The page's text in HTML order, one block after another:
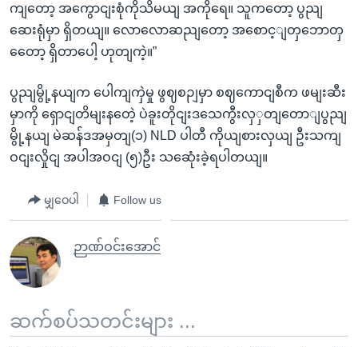
ကျတော့ အကွောငျးစုံကိုသိမယျ အကိုရေ။ သူကတော့ ပွညျ
ဆေးရုံမှာ ရှိတယျ။ လောလောဆညျတော့ အစောင့ျတှဘောတှ
တေော့ ရှိတာပေါ့ ဟုတျကဲ့။”
ပွညျမွို့နယျက ပေါကျကှဲမှု ဖွဈစဉျမှာ စဈကောငျစီက ဖမျးဆီး
မှာကို ရှောငျတိမျးနတေဲ့ ပဲခူးတိုငျးဒသေကွီးလှှတျတောျပွညျ
မွို့နယျ မဲဆန်ဒအမှတျ(၁) NLD ပါတီ ကိုယျစားလှယျ ဦးသကျ
ဝငျးလှိုငျ အပါအဝငျ (၅)ဦး သဆေုံးခဲ့ရပါတယျ။
မျှဝေပါ Follow us
ဉာဏ်ဝင်းအောင်
ဆက်စပ်သတင်းများ ...